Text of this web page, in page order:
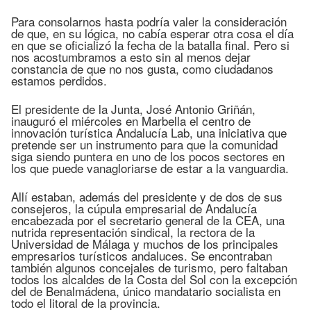
Para consolarnos hasta podría valer la consideración
de que, en su lógica, no cabía esperar otra cosa el día
en que se oficializó la fecha de la batalla final. Pero si
nos acostumbramos a esto sin al menos dejar
constancia de que no nos gusta, como ciudadanos
estamos perdidos.
El presidente de la Junta, José Antonio Griñán,
inauguró el miércoles en Marbella el centro de
innovación turística Andalucía Lab, una iniciativa que
pretende ser un instrumento para que la comunidad
siga siendo puntera en uno de los pocos sectores en
los que puede vanagloriarse de estar a la vanguardia.
Allí estaban, además del presidente y de dos de sus
consejeros, la cúpula empresarial de Andalucía
encabezada por el secretario general de la CEA, una
nutrida representación sindical, la rectora de la
Universidad de Málaga y muchos de los principales
empresarios turísticos andaluces. Se encontraban
también algunos concejales de turismo, pero faltaban
todos los alcaldes de la Costa del Sol con la excepción
del de Benalmádena, único mandatario socialista en
todo el litoral de la provincia.